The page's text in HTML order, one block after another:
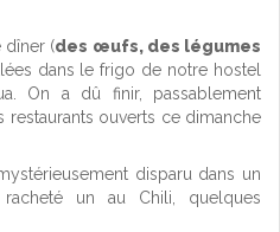
dîner (des œufs, des légumes
dans le frigo de notre hostel
On a dû finir, passablement
restaurants ouverts ce dimanche
disparu dans un
un au Chili, quelques